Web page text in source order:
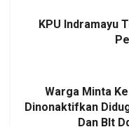
KPU Indramayu
Warga Minta
Dinonaktifkan
Dan Blt